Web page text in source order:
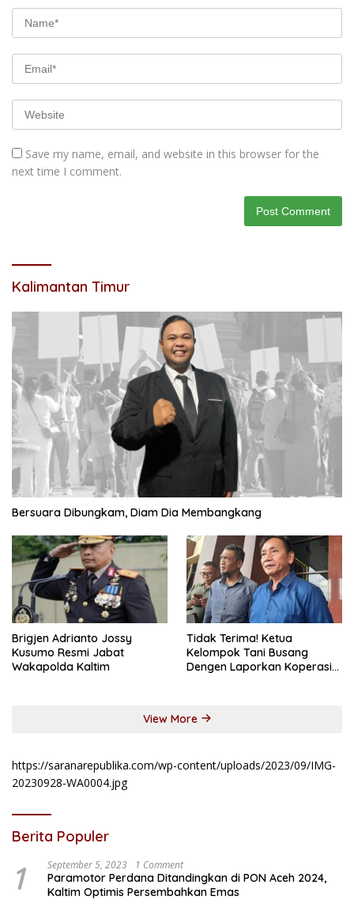
Save my name, email, and website in this browser for the
next time I comment.
Kalimantan Timur
Bersuara Dibungkam, Diam Dia Membangkang
Brigjen Adrianto Jossy
Kusumo Resmi Jabat
Wakapolda Kaltim
Tidak Terima! Ketua
Kelompok Tani Busang
Dengen Laporkan Koperasi
View More
https://saranarepublika.com/wp-content/uploads/2023/09/IMG-
20230928-WA0004.jpg
Berita Populer
1 September 5, 2023 1 Comment
Paramotor Perdana Ditandingkan di PON Aceh 2024,
Kaltim Optimis Persembahkan Emas